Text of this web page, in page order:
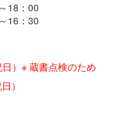
：00
：30
）※蔵書点検のため
）